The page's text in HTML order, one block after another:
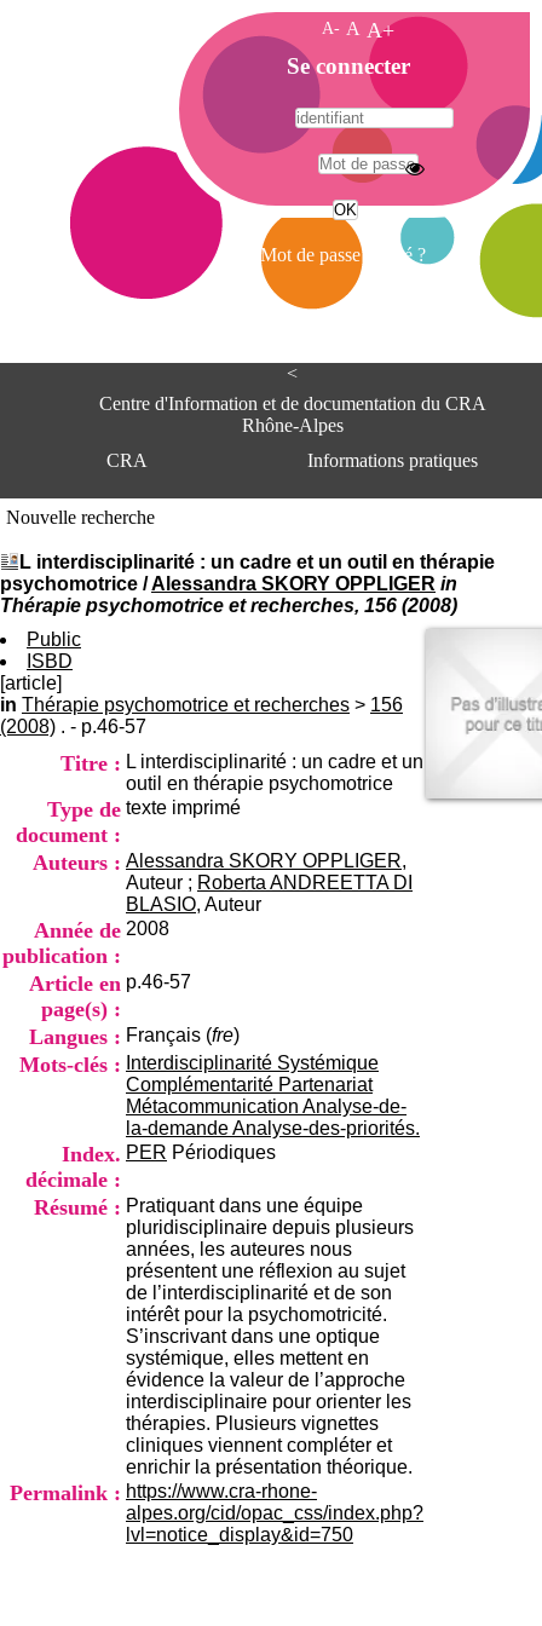
<
Centre d'Information et de documentation du CRA
Rhône-Alpes
CRA
Informations pratiques
du CRA Rhône-Alpes
Centre Hospitalier le Vinatier
bât 211
95, Bd Pinel
9h00-12h00 13h30-16h00
Fax:+33(0)4 37 91 54 37
Mail
Nouvelle recherche
L interdisciplinarité : un cadre et un outil en thérapie
psychomotrice /Alessandra SKORY OPPLIGER in
Thérapie psychomotrice et recherches, 156 (2008)
Public
ISBD
[article]
in Thérapie psychomotrice et recherches > 156
(2008) . - p.46-57
Titre : L interdisciplinarité : un cadre et un
outil en thérapie psychomotrice
Type de
document :
texte imprimé
Auteurs : Alessandra SKORY OPPLIGER,
Auteur ; Roberta ANDREETTA DI
BLASIO, Auteur
Année de
publication :
2008
Article en
page(s) :
p.46-57
Langues : Français (fre)
Mots-clés : Interdisciplinarité Systémique
Complémentarité Partenariat
Métacommunication Analyse-de-
la-demande Analyse-des-priorités.
Index.
décimale :
PER Périodiques
Résumé : Pratiquant dans une équipe
pluridisciplinaire depuis plusieurs
années, les auteures nous
présentent une réflexion au sujet
de l’interdisciplinarité et de son
intérêt pour la psychomotricité.
S’inscrivant dans une optique
systémique, elles mettent en
évidence la valeur de l’approche
interdisciplinaire pour orienter les
thérapies. Plusieurs vignettes
cliniques viennent compléter et
enrichir la présentation théorique.
Permalink : https://www.cra-rhone-
alpes.org/cid/opac_css/index.php?
lvl=notice_display&id=750
A- A A+
A
c
c
e
i
Se connecter
Mot de passe oublié ?
A
e
e
I
n
f
o
t
n
e
t
e
D
o
c
e
t
t
i
o
n
d
C
R
A
R
h
ô
n
e
-
A
l
p
e
s
C
e